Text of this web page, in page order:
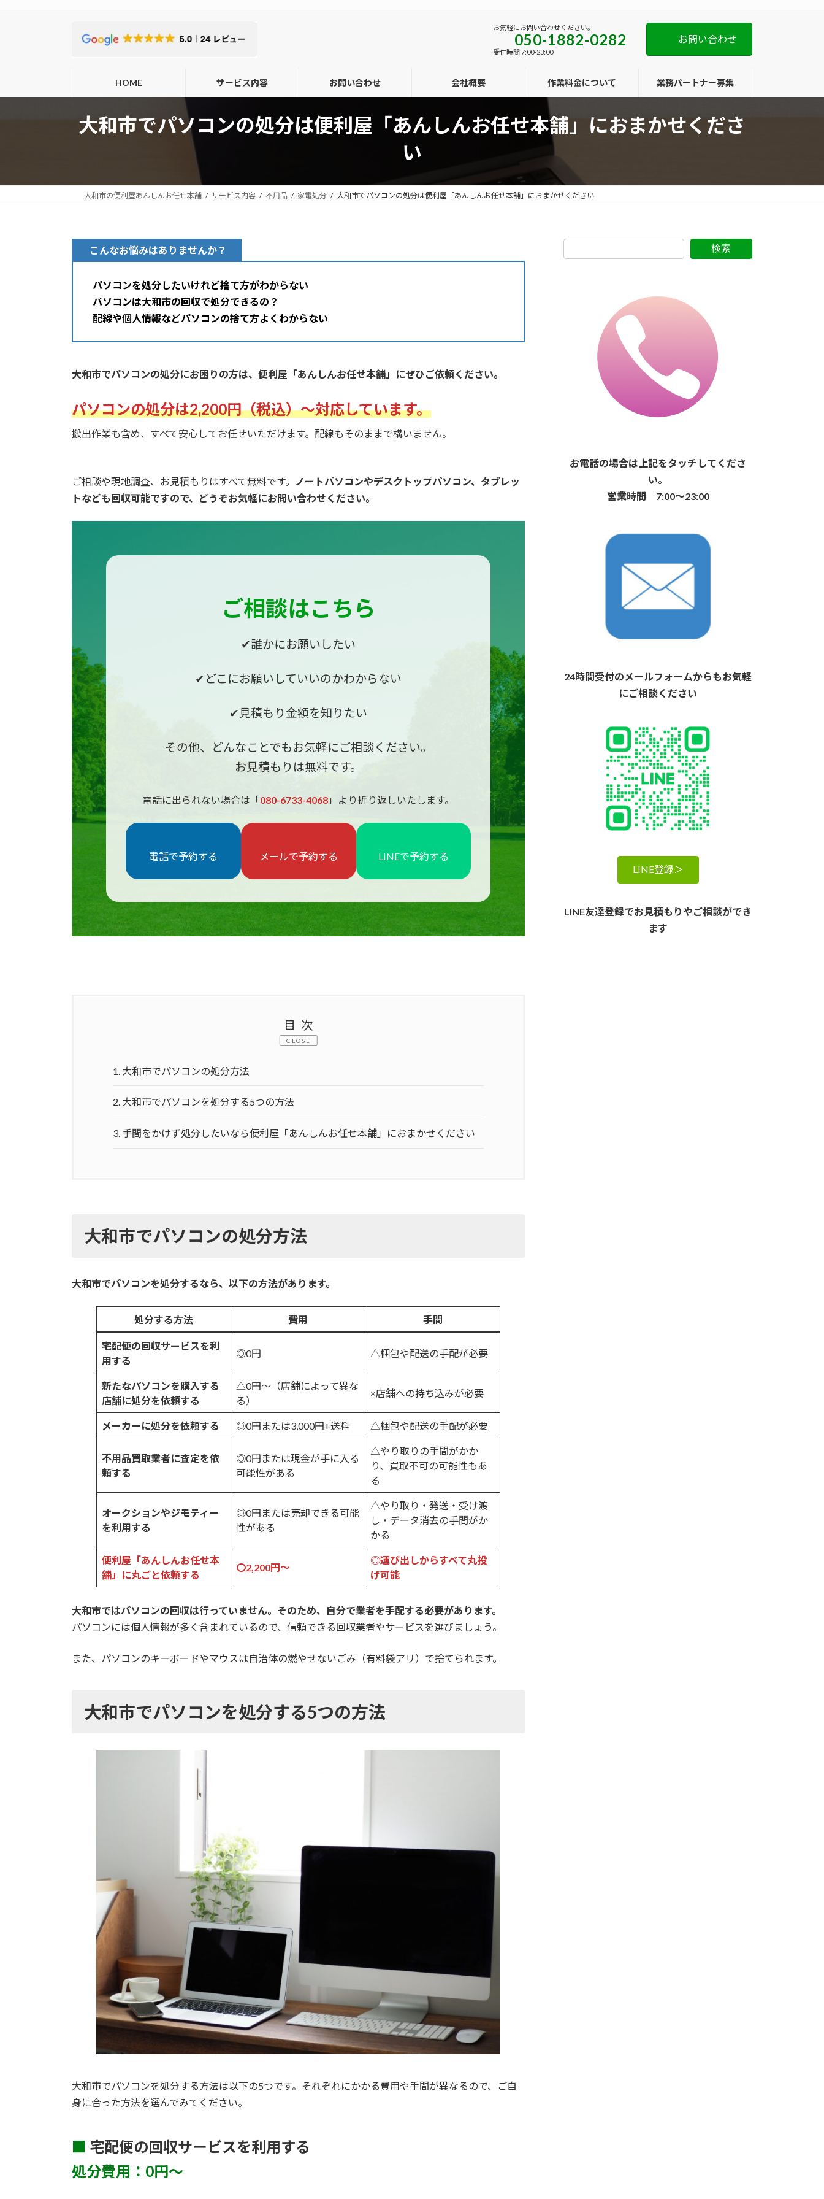
ス
ン
お気軽にお問い合わせください。
050-1882-0282
受付時間 7:00-23:00
お問い合わせ
HOME サービス内容 お問い合わせ 会社概要 作業料金について 業務パートナー募集
大和市でパソコンの処分は便利屋「あんしんお任せ本舗」におまかせくださ
い
大和市の便利屋あんしんお任せ本舗 サービス内容 不用品 家電処分 大和市でパソコンの処分は便利屋「あんしんお任せ本舗」におまかせください
こんなお悩みはありませんか？
パソコンを処分したいけれど捨て方がわからない
パソコンは大和市の回収で処分できるの？
配線や個人情報などパソコンの捨て方よくわからない
大和市でパソコンの処分にお困りの方は、便利屋「あんしんお任せ本舗」にぜひご依頼ください。
パソコンの処分は2,200円（税込）～対応しています。
搬出作業も含め、すべて安心してお任せいただけます。配線もそのままで構いません。
ご相談や現地調査、お見積もりはすべて無料です。
ノートパソコンやデスクトップパソコン、タブレッ
トなども回収可能ですので、どうぞお気軽にお問い合わせください。
ご相談はこちら
✔︎誰かにお願いしたい
✔︎どこにお願いしていいのかわからない
✔︎見積もり金額を知りたい
その他、どんなことでもお気軽にご相談ください。
お見積もりは無料です。
電話に出られない場合は「080-6733-4068 」より折り返しいたします。
電話で予約する メールで予約する LINEで予約する
目次
CLOSE
1. 大和市でパソコンの処分方法
2. 大和市でパソコンを処分する5つの方法
3. 手間をかけず処分したいなら便利屋「あんしんお任せ本舗」におまかせください
大和市でパソコンの処分方法
大和市でパソコンを処分するなら、以下の方法があります。
処分する方法 費用 手間
宅配便の回収サービスを利
用する
◎0円 △梱包や配送の手配が必要
新たなパソコンを購入する
店舗に処分を依頼する
△0円～（店舗によって異な
る）
×店舗への持ち込みが必要
メーカーに処分を依頼する ◎0円または3,000円+送料 △梱包や配送の手配が必要
不用品買取業者に査定を依
頼する
◎0円または現金が手に入る
可能性がある
△やり取りの手間がかか
り、買取不可の可能性もあ
る
オークションやジモティー
を利用する
◎0円または売却できる可能
性がある
△やり取り・発送・受け渡
し・データ消去の手間がか
かる
便利屋「あんしんお任せ本
舗」に丸ごと依頼する
〇2,200円～
◎運び出しからすべて丸投
げ可能
大和市ではパソコンの回収は行っていません。そのため、自分で業者を手配する必要があります。
パソコンには個人情報が多く含まれているので、信頼できる回収業者やサービスを選びましょう。
また、パソコンのキーボードやマウスは自治体の燃やせないごみ（有料袋アリ）で捨てられます。
大和市でパソコンを処分する5つの方法
大和市でパソコンを処分する方法は以下の5つです。それぞれにかかる費用や手間が異なるので、ご自
身に合った方法を選んでみてください。
■ 宅配便の回収サービスを利用する
処分費用：0円～
検索
お電話の場合は上記をタッチしてくださ
い。
営業時間 7:00〜23:00
24時間受付のメールフォームからもお気軽
にご相談ください
LINE登録＞
LINE友達登録でお見積もりやご相談ができ
ます